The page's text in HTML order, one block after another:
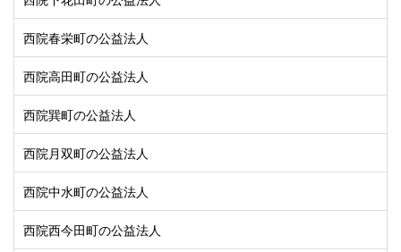
西院春栄町の公益法人
西院高田町の公益法人
西院巽町の公益法人
西院月双町の公益法人
西院中水町の公益法人
西院西今田町の公益法人